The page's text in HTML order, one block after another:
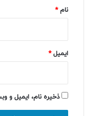
نام*
ایمیل*
ذخیره نام، ایمیل و